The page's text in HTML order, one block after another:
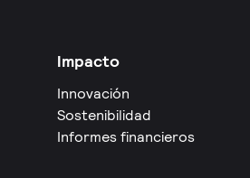
Impacto
Innovación
Sostenibilidad
Informes financieros